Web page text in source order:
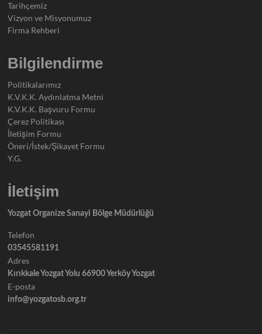
Tarihçemiz
Vizyon ve Misyonumuz
Firma Rehberi
Bilgilendirme
Politikalarımız
K.V.K.K. Aydınlatma Metni
K.V.K.K. Başvuru Formu
Çerez Politikası
İletişim Formu
Öneri/İstek/Şikayet Formu
Y.G.
İletişim
Yozgat Organize Sanayi Bölge Müdürlüğü
Telefon
03545581191
Adres
Kırıkkale Yozgat Yolu 66900 Yerköy Yozgat
E-posta
info@yozgatosb.org.tr